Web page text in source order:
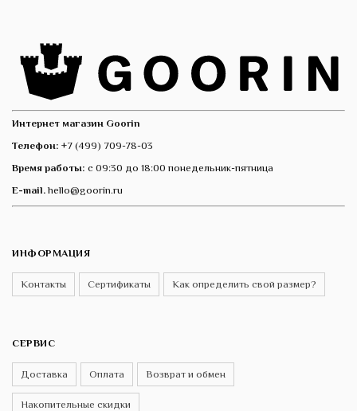
Интернет магазин Goorin
Телефон: +7 (499) 709-78-03
Время работы: с 09:30 до 18:00 понедельник-пятница
E-mail. hello@goorin.ru
ИНФОРМАЦИЯ
Контакты Сертификаты Как определить свой размер?
СЕРВИС
Доставка Оплата Возврат и обмен
Накопительные скидки